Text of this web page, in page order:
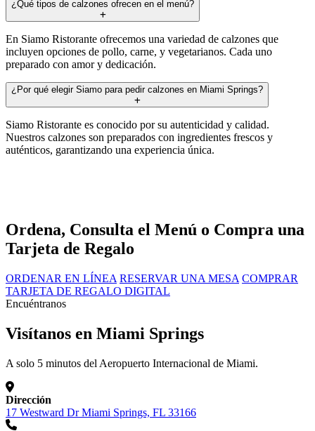
¿Qué tipos de calzones ofrecen en el menú?
En Siamo Ristorante ofrecemos una variedad de calzones que
incluyen opciones de pollo, carne, y vegetarianos. Cada uno
preparado con amor y dedicación.
¿Por qué elegir Siamo para pedir calzones en Miami Springs?
Siamo Ristorante es conocido por su autenticidad y calidad.
Nuestros calzones son preparados con ingredientes frescos y
auténticos, garantizando una experiencia única.
Ordena, Consulta el Menú o Compra una
Tarjeta de Regalo
ORDENAR EN LÍNEA RESERVAR UNA MESA COMPRAR
TARJETA DE REGALO DIGITAL
Encuéntranos
Visítanos en Miami Springs
A solo 5 minutos del Aeropuerto Internacional de Miami.
Dirección
17 Westward Dr Miami Springs, FL 33166